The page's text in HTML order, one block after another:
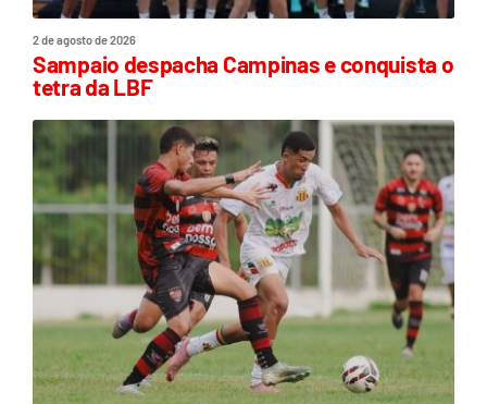
2 de agosto de 2026
Sampaio despacha Campinas e conquista o
tetra da LBF